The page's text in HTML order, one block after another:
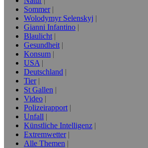
Sommer
Wolodymyr Selenskyj
Gianni Infantino
Blaulicht
Gesundheit
Konsum
USA
Deutschland
Tier
St Gallen
Video
Polizeirapport
Unfall
Künstliche Intelligenz
Extremwetter
Alle Themen